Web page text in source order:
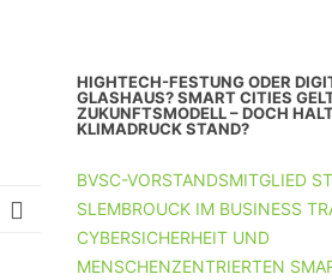
UNTERNEHMEN
HIGHTECH-FESTUNG ODER
GLASHAUS? SMART CITIES
ZUKUNFTSMODELL – DOCH
KLIMADRUCK STAND?
BVSC-VORSTANDSMITGLIED
SLEMBROUCK IM BUSINESS
CYBERSICHERHEIT UND
MENSCHENZENTRIERTEN